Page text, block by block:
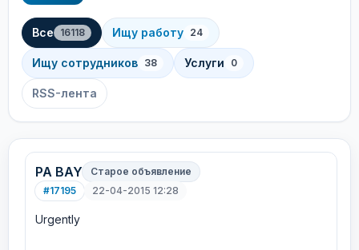
Все 16118 Ищу работу 24
Ищу сотрудников 38 Услуги 0
RSS-лента
PA BAY
Старое объявление
#17195
22-04-2015 12:28
Urgently